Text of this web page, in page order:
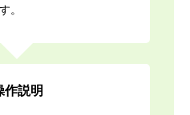
す。
作説明